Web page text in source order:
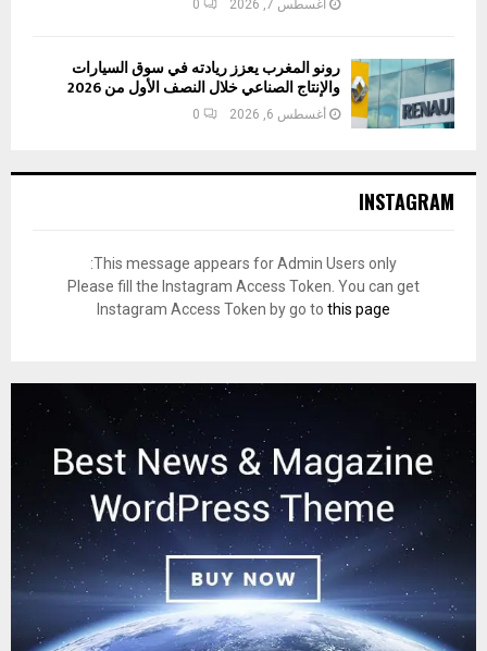
أغسطس 7, 2026 0
رونو المغرب يعزز ريادته في سوق السيارات
والإنتاج الصناعي خلال النصف الأول من 2026
أغسطس 6, 2026 0
INSTAGRAM
This message appears for Admin Users only:
Please fill the Instagram Access Token. You can get
Instagram Access Token by go to this page